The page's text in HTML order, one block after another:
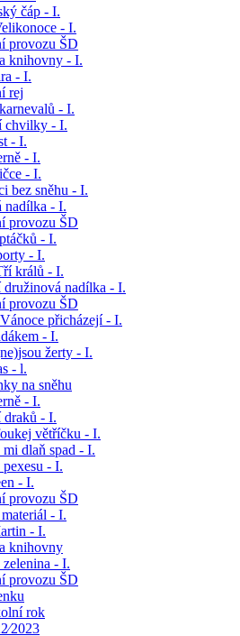
čáp - I.
- I.
provozu ŠD
knihovny - I.
- I.
rej
- I.
chvilky - I.
- I.
- I.
- I.
bez sněhu - I.
nadílka - I.
provozu ŠD
- I.
- I.
králů - I.
družinová nadílka - I.
provozu ŠD
přicházejí - I.
- I.
žerty - I.
- l.
na sněhu
- I.
draků - I.
větříčku - I.
dlaň spad - I.
- I.
- I.
provozu ŠD
- I.
- I.
knihovny
- I.
provozu ŠD
rok